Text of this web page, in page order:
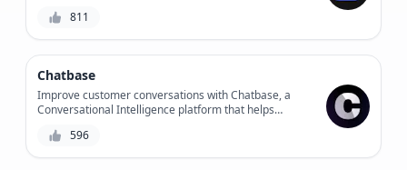
support and improving overall customer experience.
811
Chatbase
Improve customer conversations with Chatbase, a
Conversational Intelligence platform that helps
satisfaction, and workflow efficiency.
596